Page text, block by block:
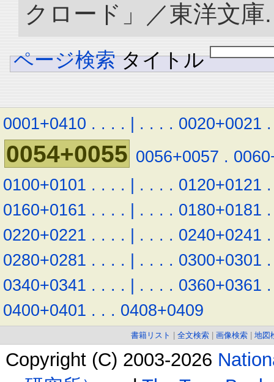
クロード」／東洋文
ページ検索 タイトル
0001+0410 . . . . | . . . . 0020+0021 .
0054+0055 0056+0057 .
0100+0101 . . . . | . . . . 0120+0121 .
0160+0161 . . . . | . . . . 0180+0181 .
0220+0221 . . . . | . . . . 0240+0241 .
0280+0281 . . . . | . . . . 0300+0301 .
0340+0341 . . . . | . . . . 0360+0361 .
0400+0401 . . . 0408+0409
書籍リスト 全文検索 画像検索 地図
Copyright (C) 2003-2026